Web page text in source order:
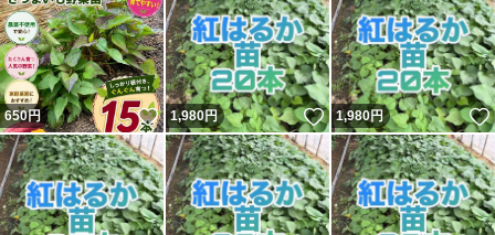
650円 いいね！
1,980円 いいね！
1,980円